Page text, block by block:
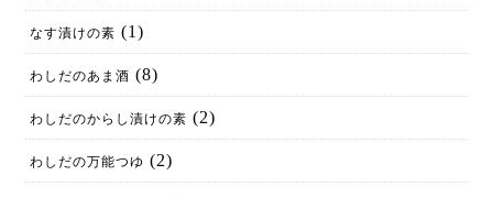
なす漬けの素 (1)
わしだのあま酒 (8)
わしだのからし漬けの素 (2)
わしだの万能つゆ (2)